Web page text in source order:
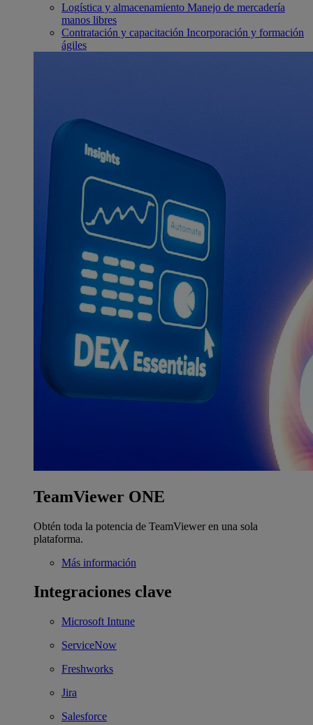
Logística y almacenamiento Manejo de mercadería
manos libres
Contratación y capacitación Incorporación y formación
ágiles
TeamViewer ONE
Obtén toda la potencia de TeamViewer en una sola
plataforma.
Más información
Integraciones clave
Microsoft Intune
ServiceNow
Freshworks
Jira
Salesforce